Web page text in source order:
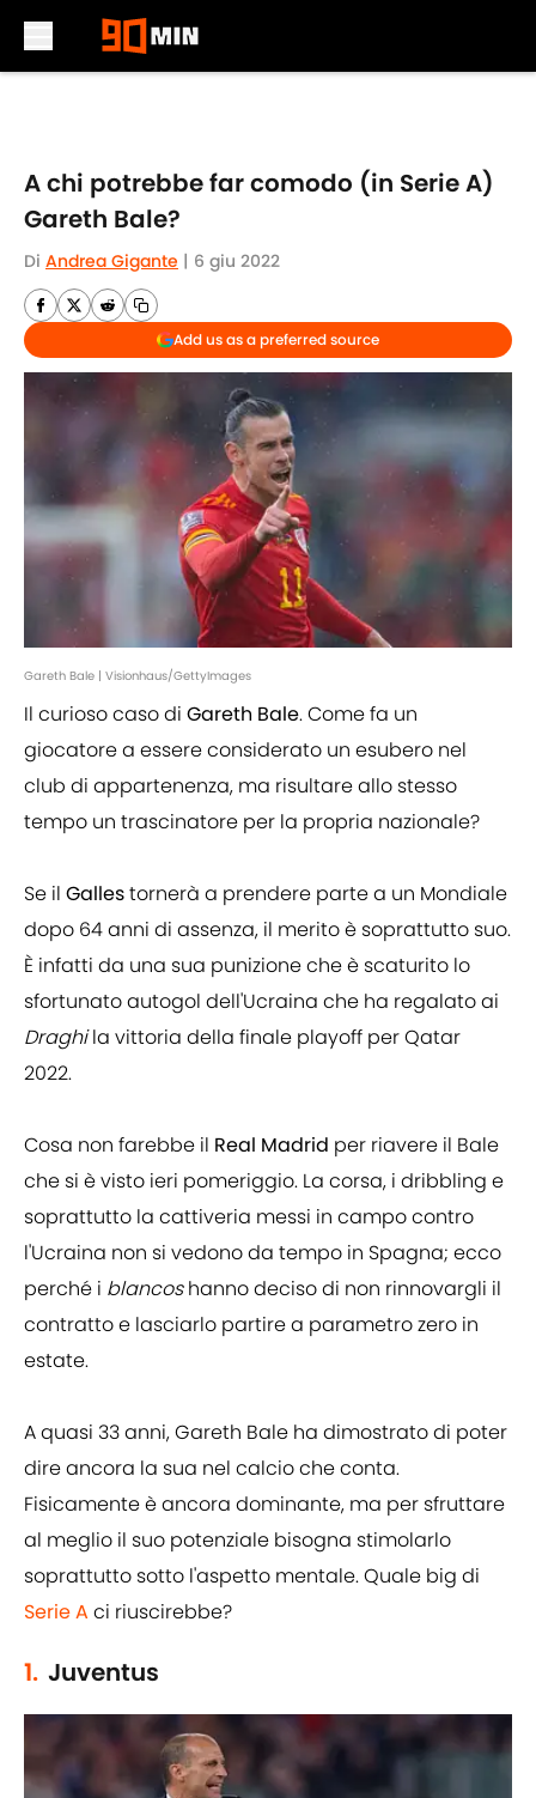
A chi potrebbe far comodo (in Serie A)
Gareth Bale?
Di Andrea Gigante | 6 giu 2022
Add us as a preferred source
Gareth Bale | Visionhaus/GettyImages
Il curioso caso di Gareth Bale. Come fa un
giocatore a essere considerato un esubero nel
club di appartenenza, ma risultare allo stesso
tempo un trascinatore per la propria nazionale?
Se il Gallestornerà a prendere parte a un Mondiale
dopo 64 anni di assenza, il merito è soprattutto suo.
È infatti da una sua punizione che è scaturito lo
sfortunato autogol dell'Ucraina che ha regalato ai
Draghila vittoria della finale playoff per Qatar
2022.
Cosa non farebbe il Real Madrid per riavere il Bale
che si è visto ieri pomeriggio. La corsa, i dribbling e
soprattutto la cattiveria messi in campo contro
l'Ucraina non si vedono da tempo in Spagna; ecco
perché i blancoshanno deciso di non rinnovargli il
contratto e lasciarlo partire a parametro zero in
estate.
A quasi 33 anni, Gareth Bale ha dimostrato di poter
dire ancora la sua nel calcio che conta.
Fisicamente è ancora dominante, ma per sfruttare
al meglio il suo potenziale bisogna stimolarlo
soprattutto sotto l'aspetto mentale. Quale big di
Serie A ci riuscirebbe?
1. Juventus